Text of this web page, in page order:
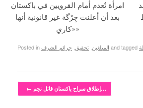
امرأة تُعدم أمام القرويين في باكستان
بعد أن أعلنت جِرْگة غير قانونية أنها
«كاري»
Posted in المبلغين تحقيق جرائم الشرف and tagged
Post navigation
← إطلاق سراح باكستان قاتل نجم…